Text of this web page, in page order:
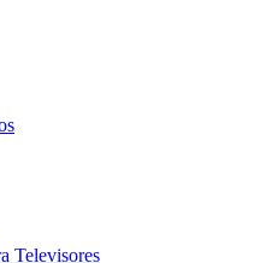
Televisores